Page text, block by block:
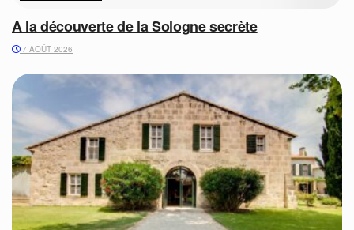
A la découverte de la Sologne secrète
7 AOÛT 2026